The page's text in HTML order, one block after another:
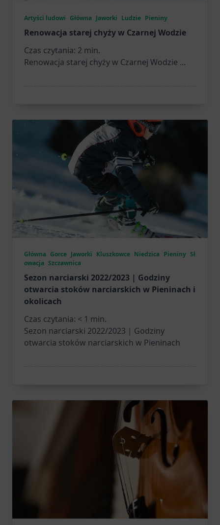
Artyści ludowi Główna Jaworki Ludzie Pieniny
Renowacja starej chyży w Czarnej Wodzie
Czas czytania: 2 min.
Renowacja starej chyży w Czarnej Wodzie ...
Główna Gorce Jaworki Kluszkowce Niedzica Pieniny Sł
owacja Szczawnica
Sezon narciarski 2022/2023 | Godziny
otwarcia stoków narciarskich w Pieninach i
okolicach
Czas czytania: < 1 min.
Sezon narciarski 2022/2023 | Godziny
otwarcia stoków narciarskich w Pieninach